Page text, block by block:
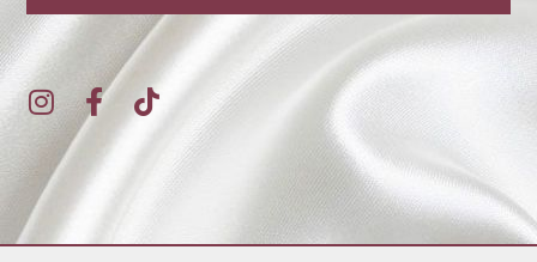
I
n
t
a
g
F
a
c
e
o
T
k